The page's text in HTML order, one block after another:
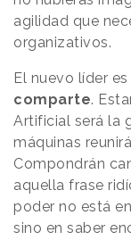
agilidad que
organizativos.
El nuevo líder es
comparte.
Artificial será la
máquinas
Compondrán
aquella frase
poder no está
sino en saber